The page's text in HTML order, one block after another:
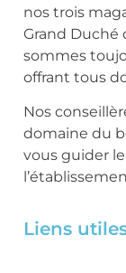
nos trois
Grand Duché
sommes
offrant tous
Nos
domaine du
vous guider
Liens